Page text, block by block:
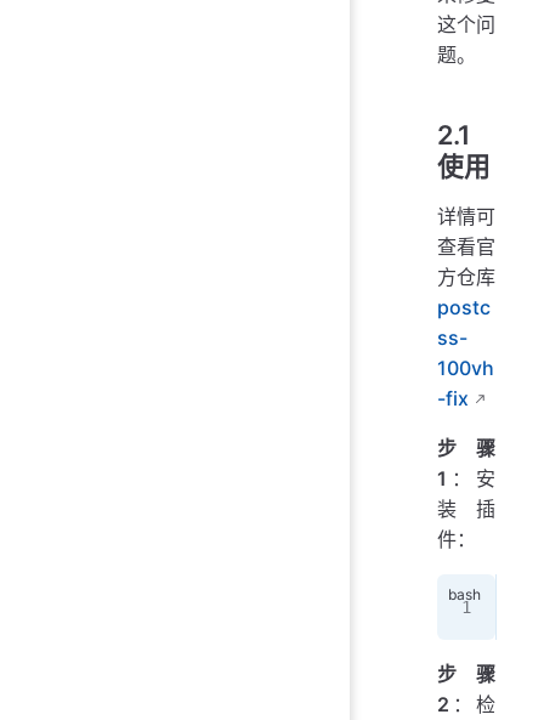
这个问
题。
2.1
使用
详情可
查看官
方仓库
postc
ss-
100vh
-fix
步骤
1 ：安
装插
件：
步骤
2 ：检